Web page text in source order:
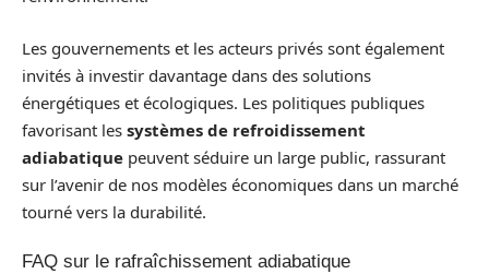
Les gouvernements et les acteurs privés sont également
invités à investir davantage dans des solutions
énergétiques et écologiques. Les politiques publiques
favorisant les systèmes de refroidissement
adiabatique peuvent séduire un large public, rassurant
sur l’avenir de nos modèles économiques dans un marché
tourné vers la durabilité.
FAQ sur le rafraîchissement adiabatique